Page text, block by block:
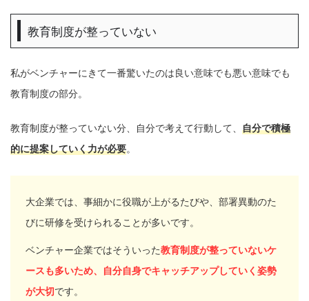
教育制度が整っていない
私がベンチャーにきて一番驚いたのは良い意味でも悪い意味でも
教育制度の部分。
教育制度が整っていない分、自分で考えて行動して、 自分で積極
的に提案していく力が必要。
大企業では、事細かに役職が上がるたびや、部署異動のた
びに研修を受けられることが多いです。
ベンチャー企業ではそういった教育制度が整っていないケ
ースも多いため、自分自身でキャッチアップしていく姿勢
が大切です。